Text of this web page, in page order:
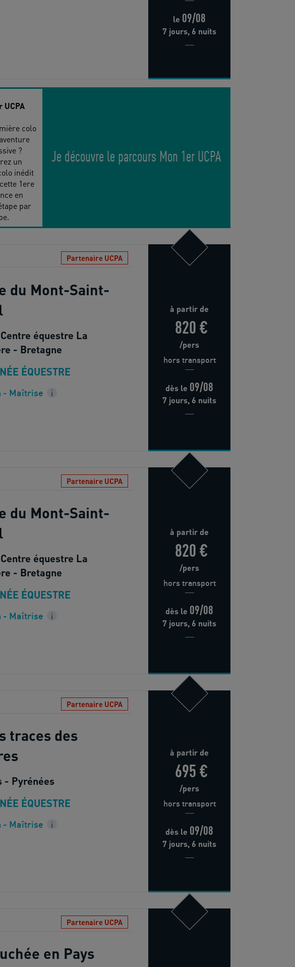
le 09/08
7 jours, 6 nuits
UCPA
colo
?
un
inédit
1ere
en
par
Je découvre le parcours Mon 1er UCPA
Partenaire UCPA
du Mont-Saint-
équestre La
- Bretagne
ÉQUESTRE
- Maîtrise i
à partir de
820 €
/pers
hors transport
dès le 09/08
7 jours, 6 nuits
Partenaire UCPA
du Mont-Saint-
équestre La
- Bretagne
ÉQUESTRE
- Maîtrise i
à partir de
820 €
/pers
hors transport
dès le 09/08
7 jours, 6 nuits
Partenaire UCPA
traces des
- Pyrénées
ÉQUESTRE
- Maîtrise i
à partir de
695 €
/pers
hors transport
dès le 09/08
7 jours, 6 nuits
Partenaire UCPA
en Pays